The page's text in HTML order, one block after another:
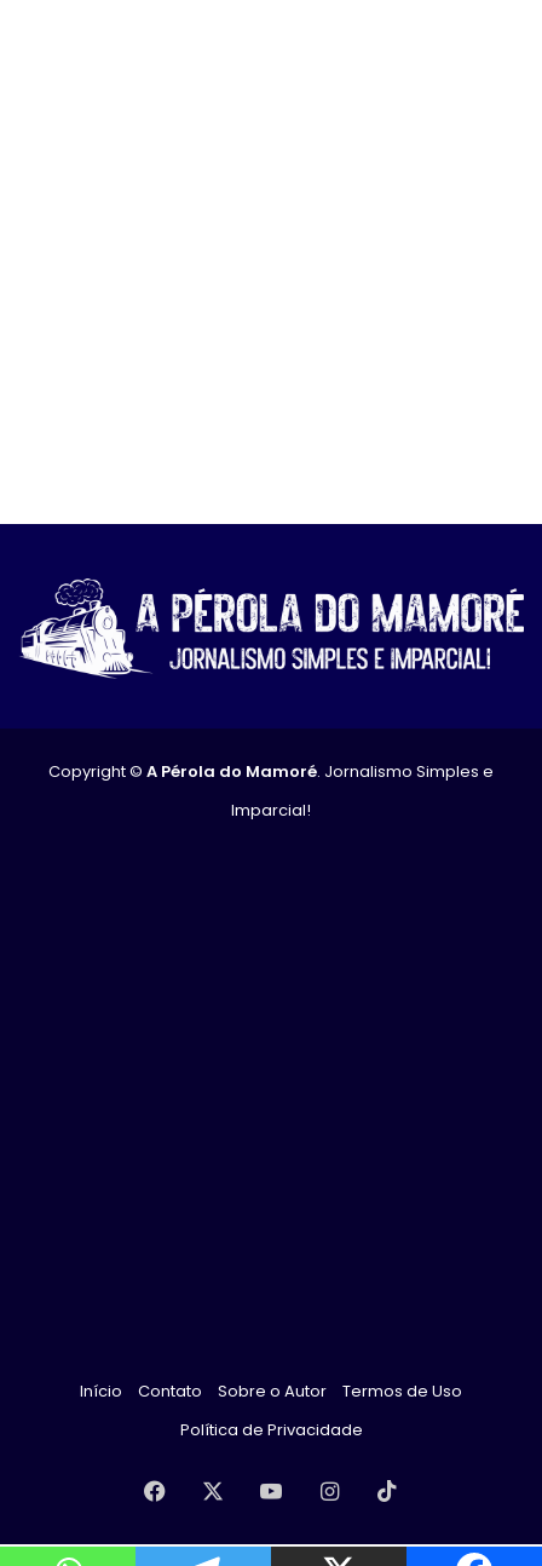
Copyright © A Pérola do Mamoré. Jornalismo Simples e
Imparcial!
Início Contato Sobre o Autor
Termos de Uso
Política de Privacidade
Facebook YouTubeInstagram